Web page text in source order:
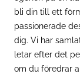
Resor
Mat & Dryck
Influencers
Mer
bli din till ett
passionerade
dig. Vi har
letar efter det
om du föredrar